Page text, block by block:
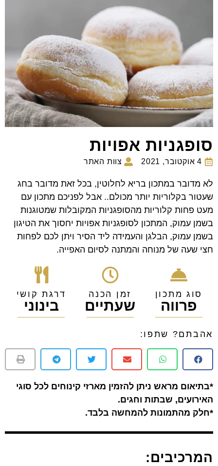
סופגניות אפויות
4 אוקטובר, 2021 צוות האתר
לא מדובר במתכון בריא לחלוטין, בכל זאת מדובר בחג
שעטור בקלוריות יותר מכולם.. אבל לפניכם מתכון עם
מעט פחות קלוריות מהסופגניות המקובלות שמטוגנות
בשמן עמוק, המתכון לסופגניות אפויות יחסוך את הטיגון
בשמן עמוק, הבלגן והעמידה ליד הסיר ויתן לכם לפחות
חצי שעה של מנוחה והמתנה לסיום האפייה.
סוג מתכון
פרווה
זמן הכנה
שעתיים
דרגת קושי
בינוני
אהבתם? שתפו:
*בתיאום מראש ניתן להזמין מארזי קינוחים לכל סוגי
האירועים, שבתות וחגים.
*חלק מהתמונות להמחשה בלבד.
המרכיבים: